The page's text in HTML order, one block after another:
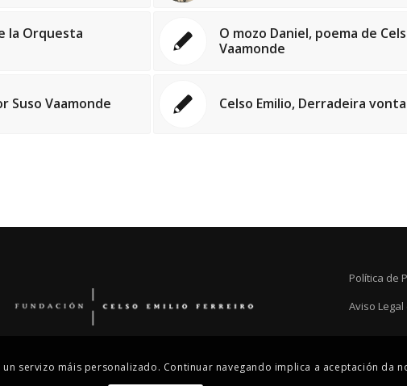
la Orquesta
O mozo Daniel, poema de
Vaamonde
Suso Vaamonde Celso Emilio, Derradeira
Política de
Aviso
servizo máis personalizado. Continuar navegando implica a aceptación da